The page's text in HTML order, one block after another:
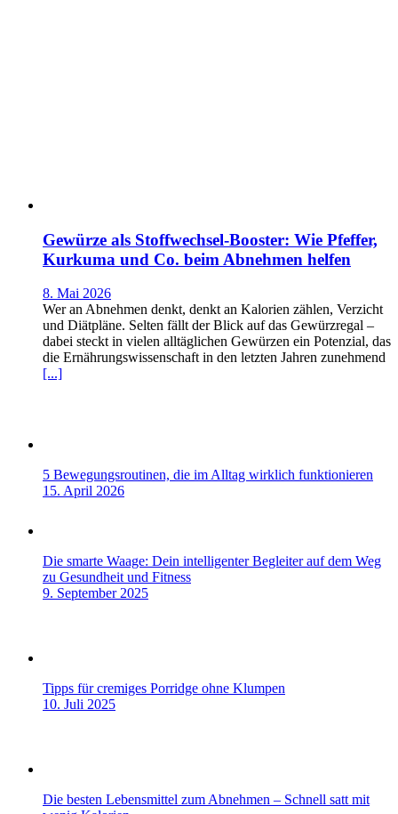
Gewürze als Stoffwechsel-Booster: Wie Pfeffer,
Kurkuma und Co. beim Abnehmen helfen
8. Mai 2026
Wer an Abnehmen denkt, denkt an Kalorien zählen, Verzicht
und Diätpläne. Selten fällt der Blick auf das Gewürzregal –
dabei steckt in vielen alltäglichen Gewürzen ein Potenzial, das
die Ernährungswissenschaft in den letzten Jahren zunehmend
[...]
5 Bewegungsroutinen, die im Alltag wirklich funktionieren
15. April 2026
Die smarte Waage: Dein intelligenter Begleiter auf dem Weg
zu Gesundheit und Fitness
9. September 2025
Tipps für cremiges Porridge ohne Klumpen
10. Juli 2025
Die besten Lebensmittel zum Abnehmen – Schnell satt mit